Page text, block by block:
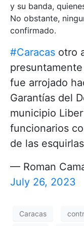
y su banda,
No obstante,
confirmado.
#Caracas otro
fue arrojado
Garantías del
municipio
funcionarios
de las
— Roman
July 26, 2023
Caracas